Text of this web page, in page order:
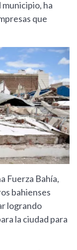
ha
que
Fuerza Bahía,
bahienses
logrando
la ciudad para